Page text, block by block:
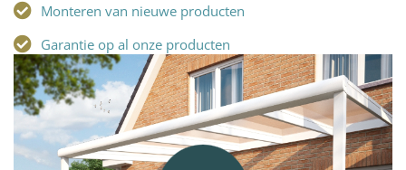
Monteren van nieuwe producten
Garantie op al onze producten